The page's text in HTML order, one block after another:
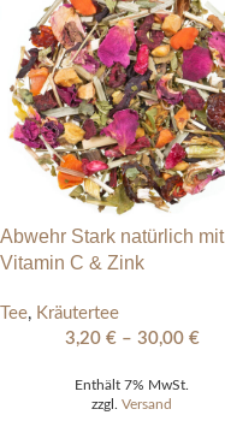
Abwehr Stark natürlich mit
Vitamin C & Zink
Tee, Kräutertee
3,20 € – 30,00 €
Enthält 7% MwSt.
zzgl. Versand